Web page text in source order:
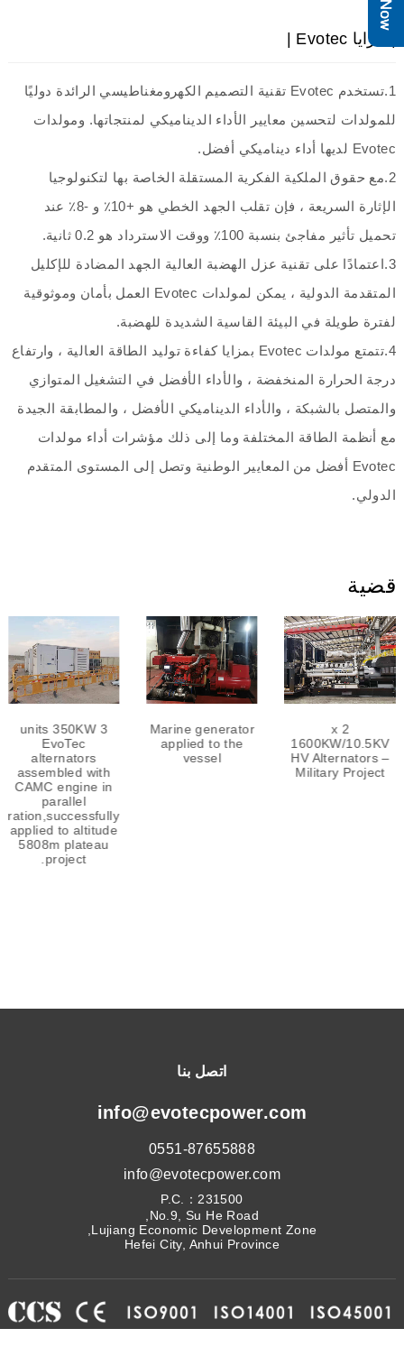
| مزايا Evotec |
1.تستخدم Evotec تقنية التصميم الكهرومغناطيسي الرائدة دوليًا
للمولدات لتحسين معايير الأداء الديناميكي لمنتجاتها. ومولدات
Evotec لديها أداء ديناميكي أفضل.
2.مع حقوق الملكية الفكرية المستقلة الخاصة بها لتكنولوجيا
الإثارة السريعة ، فإن تقلب الجهد الخطي هو +10٪ و -8٪ عند
تحميل تأثير مفاجئ بنسبة 100٪ ووقت الاسترداد هو 0.2 ثانية.
3.اعتمادًا على تقنية عزل الهضبة العالية الجهد المضادة للإكليل
المتقدمة الدولية ، يمكن لمولدات Evotec العمل بأمان وموثوقية
لفترة طويلة في البيئة القاسية الشديدة للهضبة.
4.تتمتع مولدات Evotec بمزايا كفاءة توليد الطاقة العالية ، وارتفاع
درجة الحرارة المنخفضة ، والأداء الأفضل في التشغيل المتوازي
والمتصل بالشبكة ، والأداء الديناميكي الأفضل ، والمطابقة الجيدة
مع أنظمة الطاقة المختلفة وما إلى ذلك مؤشرات أداء مولدات
Evotec أفضل من المعايير الوطنية وتصل إلى المستوى المتقدم
الدولي.
قضية
2 x
1600KW/10.5KV
HV Alternators –
Military Project
Marine generator
applied to the
vessel
3 units 350KW
EvoTec
alternators
assembled with
CAMC engine in
parallel
applied to altitude
5808m plateau
project.
اتصل بنا
info@evotecpower.com
0551-87655888
info@evotecpower.com
P.C.：231500
No.9, Su He Road,
Lujiang Economic Development Zone,
Hefei City, Anhui Province